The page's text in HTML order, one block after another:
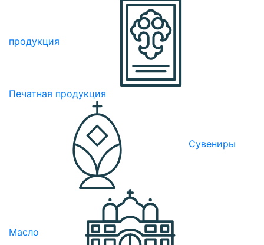
продукция
Печатная продукция
Сувениры
Масло